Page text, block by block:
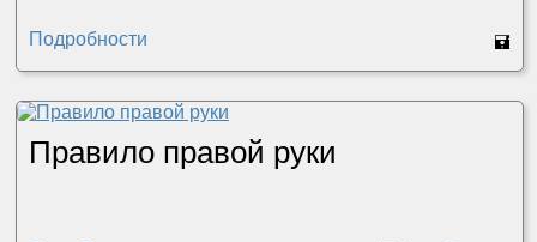
Подробности 🖬
Правило правой руки